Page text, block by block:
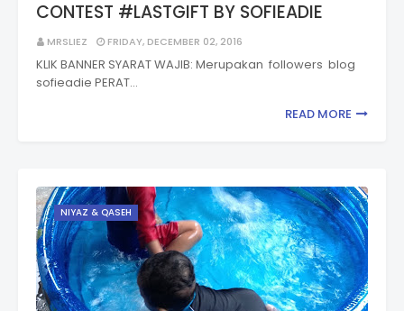
CONTEST #LASTGIFT BY SOFIEADIE
MRSLIEZ FRIDAY, DECEMBER 02, 2016
KLIK BANNER SYARAT WAJIB: Merupakan followers blog
sofieadie PERAT…
READ MORE
NIYAZ & QASEH